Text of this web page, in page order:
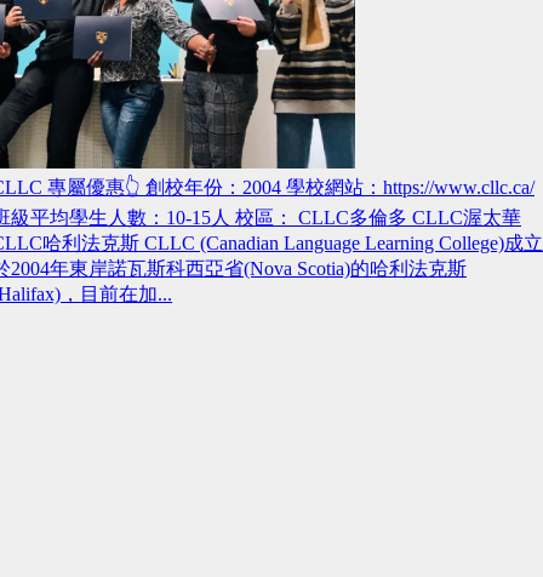
專屬優惠👆 創校年份：2004 學校網站：https://www.cllc.ca/
級平均學生人數：10-15人 校區： CLLC多倫多 CLLC渥太華
哈利法克斯 CLLC (Canadian Language Learning College)成立
2004年東岸諾瓦斯科西亞省(Nova Scotia)的哈利法克斯
，目前在加...